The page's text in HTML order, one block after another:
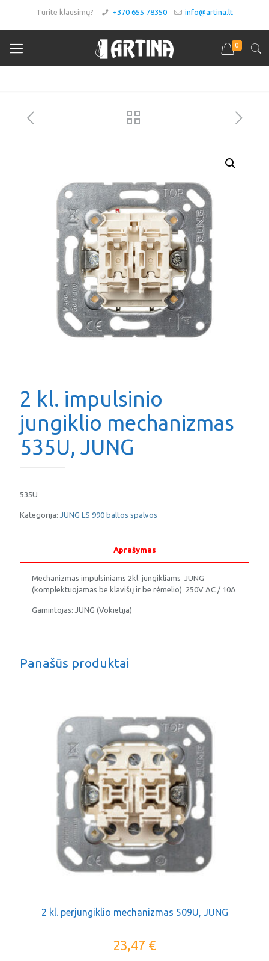
Turite klausimų? +370 655 78350 info@artina.lt
0
Asortimentas
2 kl. impulsinio
jungiklio mechanizmas
535U, JUNG
535U
Kategorija: JUNG LS 990 baltos spalvos
Aprašymas
Mechanizmas impulsiniams 2kl. jungikliams JUNG
(komplektuojamas be klavišų ir be rėmelio) 250V AC / 10A
Gamintojas: JUNG (Vokietija)
Panašūs produktai
2 kl. perjungiklio mechanizmas 509U, JUNG
23,47 €